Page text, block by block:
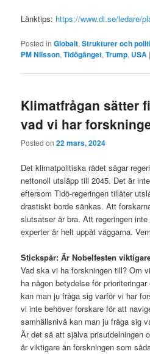
Länktips: https://www.di.se/ledare/
Posted in Globalt,Strukturer och
PM NIlsson,Tidögänget,Trump, USA
Klimatfrågan sätter
vad vi har
Posted on22 mars, 2024
Det klimatpolitiska rådet sågar
nettonoll utsläpp till 2045. Det är
eftersom Tidö-regeringen tillåter
drastiskt borde sänkas. Att
slutsatser är bra. Att regeringen
experter är helt uppåt väggarna.
Stickspår: Är Nobelfesten
Vad ska vi ha forskningen till? Om
ha någon betydelse för
kan man ju fråga sig varför vi har
vi inte behöver forskare för att
samhällsnivå kan man ju fråga sig
Är det så att själva prisutdelningen
är viktigare än forskningen som